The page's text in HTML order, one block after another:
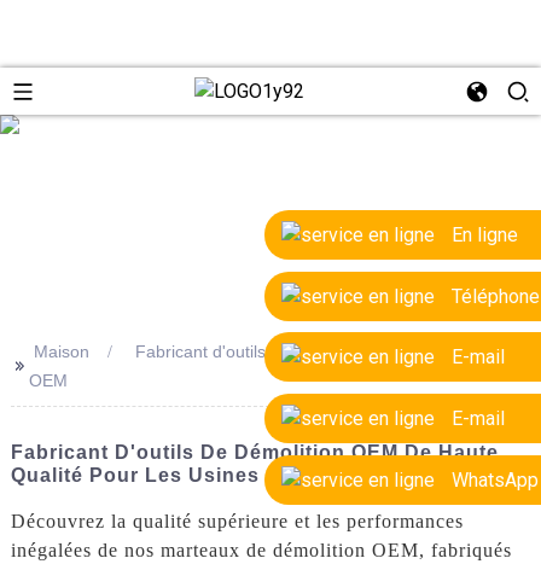
En ligne
Téléphone
E-mail
E-mail
WhatsApp
>>
Maison
Fabricant d'outils de marteau de démolition
OEM
Fabricant D'outils De Démolition OEM De Haute
Qualité Pour Les Usines
Découvrez la qualité supérieure et les performances
inégalées de nos marteaux de démolition OEM, fabriqués